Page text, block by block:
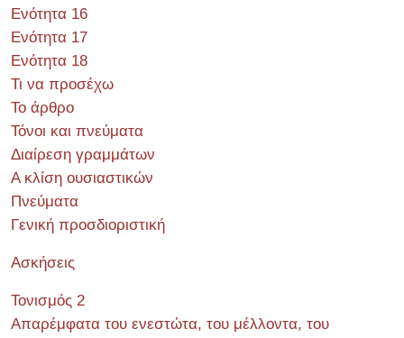
Ενότητα 16
Ενότητα 17
Ενότητα 18
Τι να προσέχω
Το άρθρο
Τόνοι και πνεύματα
Διαίρεση γραμμάτων
Α κλίση ουσιαστικών
Πνεύματα
Γενική προσδιοριστική
Ασκήσεις
Τονισμός 2
Απαρέμφατα του ενεστώτα, του μέλλοντα, του